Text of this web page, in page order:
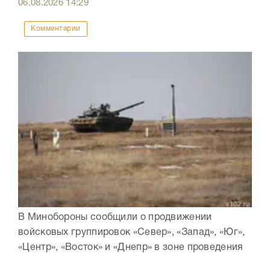
06.08.2026 14:29
Комментарии
В Минобороны сообщили о продвижении
войсковых группировок «Север», «Запад», «Юг»,
«Центр», «Восток» и «Днепр» в зоне проведения